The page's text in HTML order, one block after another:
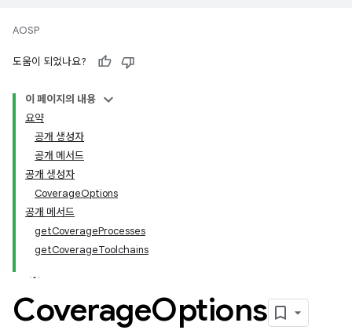
AOSP
도움이 되었나요?
이 페이지의 내용
요약
공개 생성자
공개 메서드
공개 생성자
CoverageOptions
공개 메서드
getCoverageProcesses
getCoverageToolchains
CoverageOptions